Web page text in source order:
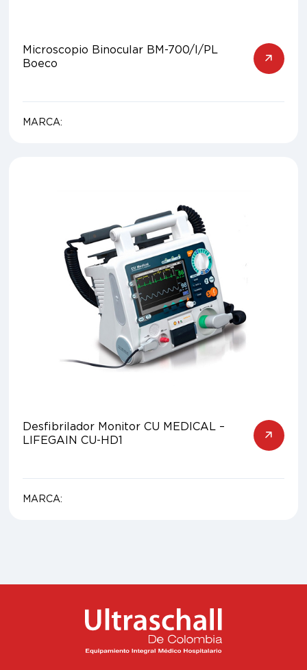
Microscopio Binocular BM-700/I/PL
Boeco
MARCA:
Desfibrilador Monitor CU MEDICAL –
LIFEGAIN CU-HD1
MARCA: